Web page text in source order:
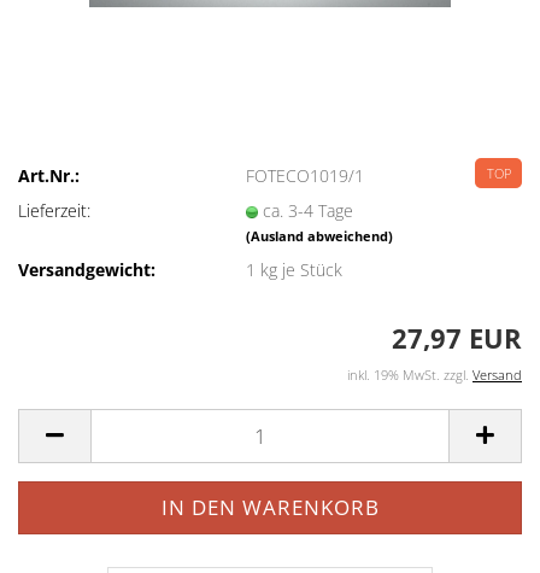
TOP
Art.Nr.:
FOTECO1019/1
Lieferzeit:
ca. 3-4 Tage
(Ausland abweichend)
Versandgewicht: 1 kg je Stück
27,97 EUR
inkl. 19% MwSt. zzgl. Versand